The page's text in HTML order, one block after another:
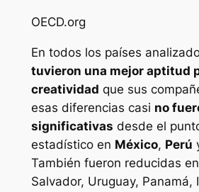
OECD.org
En todos los países
tuvieron una mejor aptitud
creatividad que sus
esas diferencias casi no
significativas desde el
estadístico en México, Perú
También fueron reducidas
Salvador, Uruguay, Panamá,